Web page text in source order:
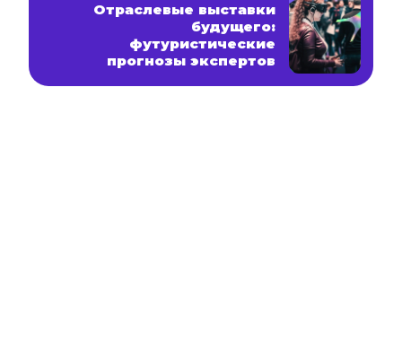
Отраслевые выставки
будущего:
футуристические
прогнозы экспертов